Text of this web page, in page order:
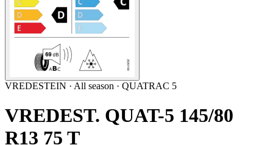
VREDESTEIN · All season · QUATRAC 5
VREDEST. QUAT-5 145/80
R13 75 T